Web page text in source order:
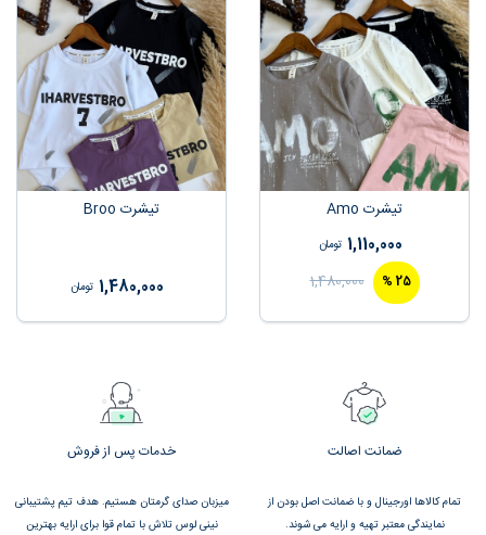
تیشرت Amo
1,110,000 تومان
25
%
1,480,000
تیشرت Broo
1,480,000 تومان
ضمانت اصالت
تمام کالاها اورجینال و با ضمانت اصل بودن از
نمایندگی معتبر تهیه و ارایه می شوند.
خدمات پس از فروش
میزبان صدای گرمتان هستیم. هدف تیم پشتیبانی
نینی لوس تلاش با تمام قوا برای ارایه بهترین